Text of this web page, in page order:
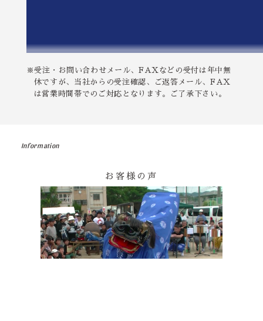
※受注・お問い合わせメール、FAXなどの受付は年中無
休ですが、当社からの受注確認、ご返答メール、FAX
は営業時間帯でのご対応となります。ご了承下さい。
Information
お客様の声